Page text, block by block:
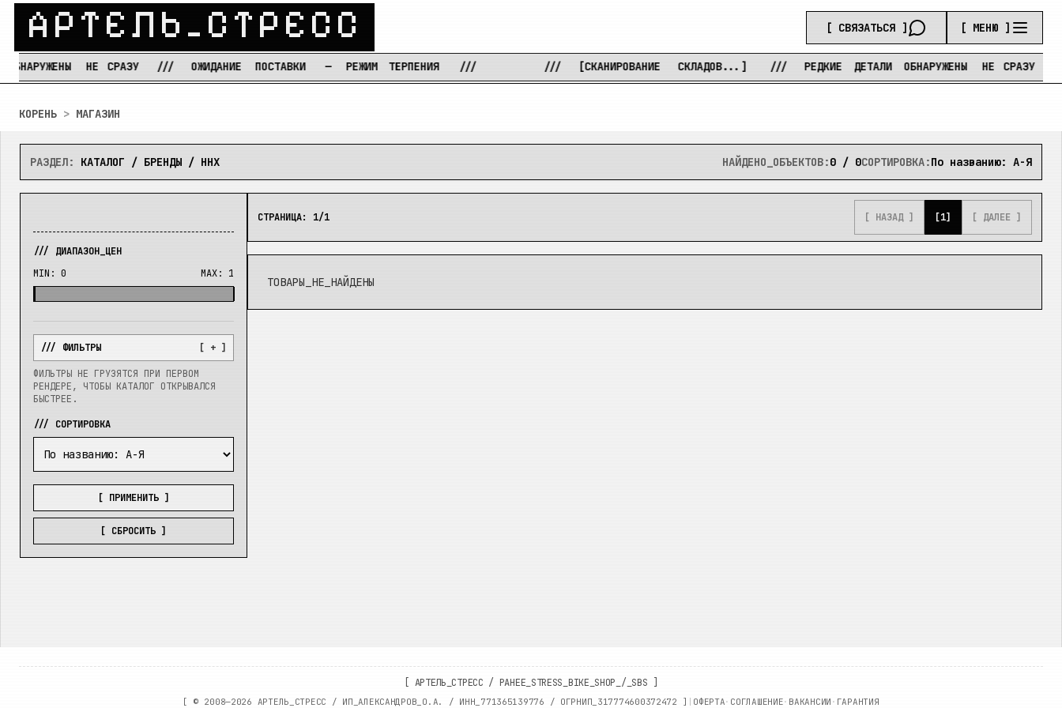
АРТЕЛЬ_СТРЕСС [ СВЯЗАТЬСЯ ] [ МЕНЮ ]
НЕ СРАЗУ /// ОЖИДАНИЕ ПОСТАВКИ — РЕЖИМ ТЕРПЕНИЯ /// [СКАНИРОВАНИЕ СКЛАДОВ...] /// РЕДКИЕ ДЕТАЛИ ОБНАРУЖЕНЫ НЕ СРАЗУ ///
КОРЕНЬ > МАГАЗИН
РАЗДЕЛ: КАТАЛОГ / БРЕНДЫ / HHX НАЙДЕНО_ОБЪЕКТОВ:0 / 0СОРТИРОВКА:По названию: А-Я
/// ДИАПАЗОН_ЦЕН
MIN: 0 MAX: 1
/// ФИЛЬТРЫ [ + ]
ФИЛЬТРЫ НЕ ГРУЗЯТСЯ ПРИ ПЕРВОМ
РЕНДЕРЕ, ЧТОБЫ КАТАЛОГ ОТКРЫВАЛСЯ
БЫСТРЕЕ.
/// СОРТИРОВКА
[ ПРИМЕНИТЬ ]
[ СБРОСИТЬ ]
СТРАНИЦА: 1/1 [ НАЗАД ] [1] [ ДАЛЕЕ ]
ТОВАРЫ_НЕ_НАЙДЕНЫ
АРТЕЛЬ_СТРЕСС / РАНЕЕ_STRESS_BIKE_SHOP_/_SBS
[ © 2008—2026 АРТЕЛЬ_СТРЕСС / ИП_АЛЕКСАНДРОВ_О.А. / ИНН_ 771365139776 / ОГРНИП_ 317774600372472 ] ОФЕРТА· СОГЛАШЕНИЕ· ВАКАНСИИ · ГАРАНТИЯ